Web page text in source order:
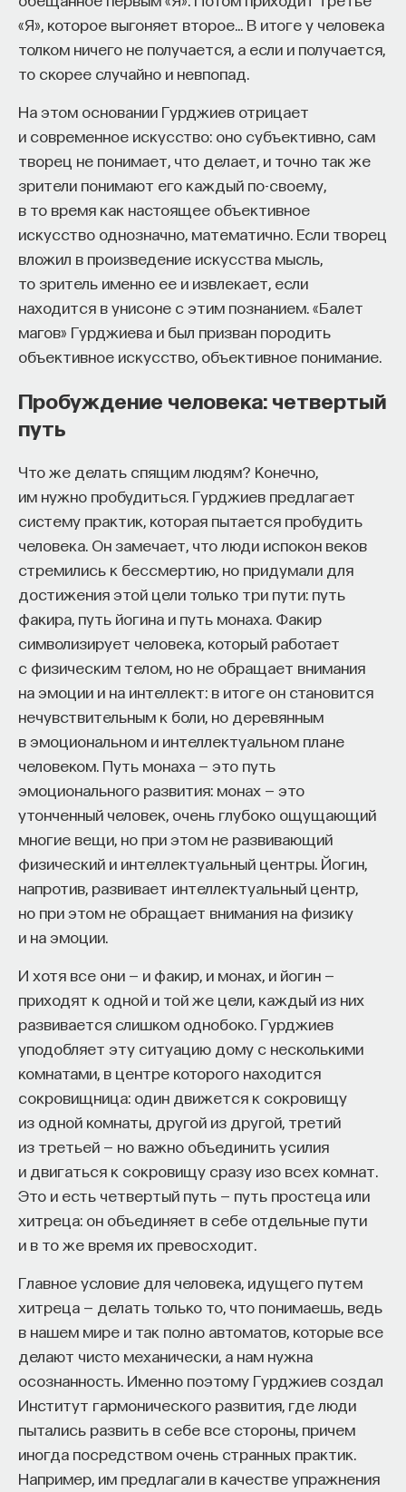
«Я», которое выгоняет второе… В итоге у человека
толком ничего не получается, а если и получается,
то скорее случайно и невпопад.
На этом основании Гурджиев отрицает
и современное искусство: оно субъективно, сам
творец не понимает, что делает, и точно так же
зрители понимают его каждый по-своему,
в то время как настоящее объективное
искусство однозначно, математично. Если творец
вложил в произведение искусства мысль,
то зритель именно ее и извлекает, если
находится в унисоне с этим познанием. «Балет
магов» Гурджиева и был призван породить
объективное искусство, объективное понимание.
Пробуждение человека: четвертый
путь
Что же делать спящим людям? Конечно,
им нужно пробудиться. Гурджиев предлагает
систему практик, которая пытается пробудить
человека. Он замечает, что люди испокон веков
стремились к бессмертию, но придумали для
достижения этой цели только три пути: путь
факира, путь йогина и путь монаха. Факир
символизирует человека, который работает
с физическим телом, но не обращает внимания
на эмоции и на интеллект: в итоге он становится
нечувствительным к боли, но деревянным
в эмоциональном и интеллектуальном плане
человеком. Путь монаха — это путь
эмоционального развития: монах — это
утонченный человек, очень глубоко ощущающий
многие вещи, но при этом не развивающий
физический и интеллектуальный центры. Йогин,
напротив, развивает интеллектуальный центр,
но при этом не обращает внимания на физику
и на эмоции.
И хотя все они — и факир, и монах, и йогин —
приходят к одной и той же цели, каждый из них
развивается слишком однобоко. Гурджиев
уподобляет эту ситуацию дому с несколькими
комнатами, в центре которого находится
сокровищница: один движется к сокровищу
из одной комнаты, другой из другой, третий
из третьей — но важно объединить усилия
и двигаться к сокровищу сразу изо всех комнат.
Это и есть четвертый путь — путь простеца или
хитреца: он объединяет в себе отдельные пути
и в то же время их превосходит.
Главное условие для человека, идущего путем
хитреца — делать только то, что понимаешь, ведь
в нашем мире и так полно автоматов, которые все
делают чисто механически, а нам нужна
осознанность. Именно поэтому Гурджиев создал
Институт гармонического развития, где люди
пытались развить в себе все стороны, причем
иногда посредством очень странных практик.
Например, им предлагали в качестве упражнения